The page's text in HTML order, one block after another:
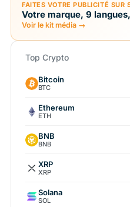
FAITES VOTRE PUBLICITÉ SUR
Votre marque, 9
Voir le kit média →
Top Crypto
Bitcoin
BTC
Ethereum
ETH
BNB
BNB
XRP
XRP
Solana
SOL